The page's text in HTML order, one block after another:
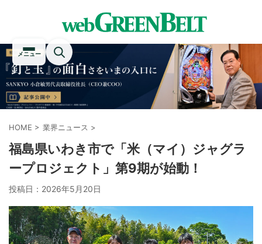
メニュー
HOME > 業界ニュース >
福島県いわき市で「米（マイ）ジャグラ
ープロジェクト」第9期が始動！
投稿日： 2026年5月20日